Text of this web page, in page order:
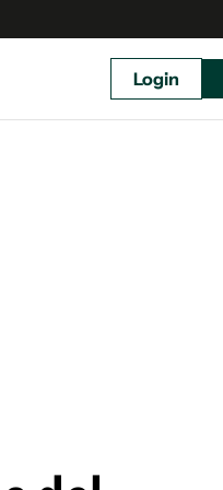
Login